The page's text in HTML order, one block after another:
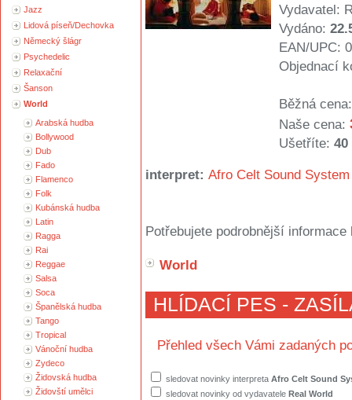
Jazz
Lidová píseň/Dechovka
Německý šlágr
Psychedelic
Relaxační
Šanson
World
Arabská hudba
Bollywood
Dub
Fado
Flamenco
Folk
Kubánská hudba
Latin
Ragga
Rai
Reggae
Salsa
Soca
Španělská hudba
Tango
Tropical
Vánoční hudba
Zydeco
Židovská hudba
Židovští umělci
Vydavatel:
Vydáno:
EAN/UPC:
Objednací
Běžná cena:
Naše cena:
Ušetříte: 40
interpret: Afro Celt Sound System
Potřebujete podrobnější
World
HLÍDACÍ PES -
Přehled všech Vámi zadaných
sledovat novinky interpreta Afro Celt Sound
sledovat novinky od vydavatele Real World